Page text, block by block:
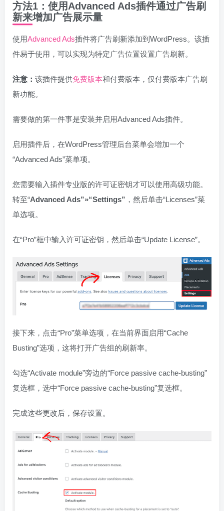
方法1：使用Advanced Ads插件通过广告刷
新来增加广告展示量
使用Advanced Ads插件将广告刷新添加到WordPress。该插
件易于使用，可以实现为特定广告位置设置广告刷新。
注意： 该插件提供免费版本和付费版本，仅付费版本广告刷
新功能。
需要做的第一件事是安装并启用Advanced Ads插件。
启用插件后，在WordPress管理后台菜单会增加一个
“Advanced Ads”菜单项。
您需要输入插件专业版的许可证密钥才可以使用高级功能。
转至“Advanced Ads”»“Settings” ，然后单击“Licenses”菜
单选项。
在“Pro”框中输入许可证密钥，然后单击“Update License”。
接下来，点击“Pro”菜单选项，在当前界面启用“Cache
Busting”选项，这将打开广告组的刷新率。
勾选“Activate module”旁边的“Force passive cache-busting”
复选框，选中“Force passive cache-busting”复选框。
完成这些更改后，保存设置。